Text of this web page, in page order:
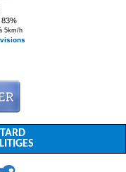
83%
5km/h